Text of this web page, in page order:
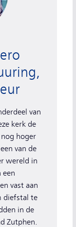
van
kerk de
hoger
van de
wereld in
een
vast aan
diefstal te
in de
Zutphen.